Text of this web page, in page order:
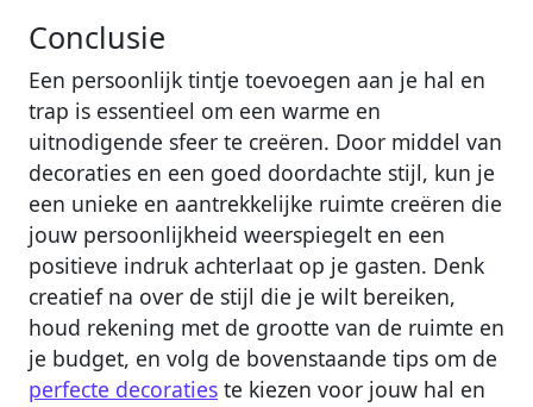
Conclusie
Een persoonlijk tintje toevoegen aan je hal en
trap is essentieel om een warme en
uitnodigende sfeer te creëren. Door middel van
decoraties en een goed doordachte stijl, kun je
een unieke en aantrekkelijke ruimte creëren die
jouw persoonlijkheid weerspiegelt en een
positieve indruk achterlaat op je gasten. Denk
creatief na over de stijl die je wilt bereiken,
houd rekening met de grootte van de ruimte en
je budget, en volg de bovenstaande tips om de
perfecte decoraties te kiezen voor jouw hal en